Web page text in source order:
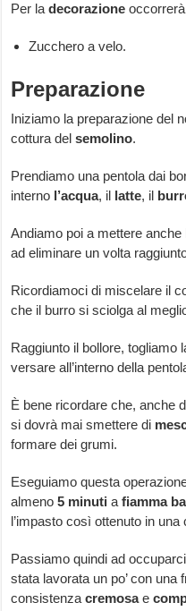
Per ladecorazione
Zucchero a velo.
Preparazione
Iniziamo la preparazione del
cottura delsemolino.
Prendiamo una pentola dai
interno l’acqua, il latte, il
Andiamo poi a mettere
ad eliminare un volta
Ricordiamoci di miscelare il
che il burro si sciolga al
Raggiunto il bollore, togliamo
versare all’interno della
È bene ricordare che, anche
si dovrà mai smettere di
formare dei grumi.
Eseguiamo questa
almeno5 minuti afiamma
l’impasto così ottenuto in una
Passiamo quindi ad
stata lavorata un po’ con una
consistenzacremosae